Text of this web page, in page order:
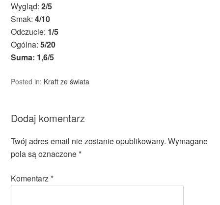
Wygląd:2/5
Smak:4/10
Odczucie: 1/5
Ogólna:5/20
Suma: 1,6/5
Posted in: Kraft ze świata
Dodaj komentarz
Twój adres email nie zostanie opublikowany. Wymagane
pola są oznaczone*
Komentarz*